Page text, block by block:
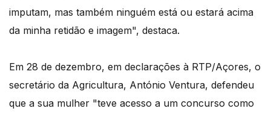
imputam, mas também ninguém está ou estará acima
da minha retidão e imagem", destaca.
Em 28 de dezembro, em declarações à RTP/Açores, o
secretário da Agricultura, António Ventura, defendeu
que a sua mulher "teve acesso a um concurso como